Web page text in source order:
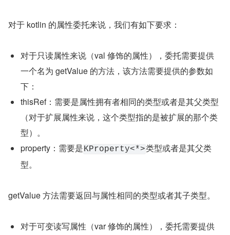
对于 kotlin 的属性委托来说，我们有如下要求：
对于只读属性来说（val 修饰的属性），委托需要提供
一个名为 getValue 的方法，该方法需要提供的参数如
下：
thisRef：需要是属性拥有者相同的类型或者是其父类型
（对于扩展属性来说，这个类型指的是被扩展的那个类
型）。
property：需要是KProperty<*>类型或者是其父类
型。
getValue 方法需要返回与属性相同的类型或者其子类型。
对于可变读写属性（var 修饰的属性），委托需要提供